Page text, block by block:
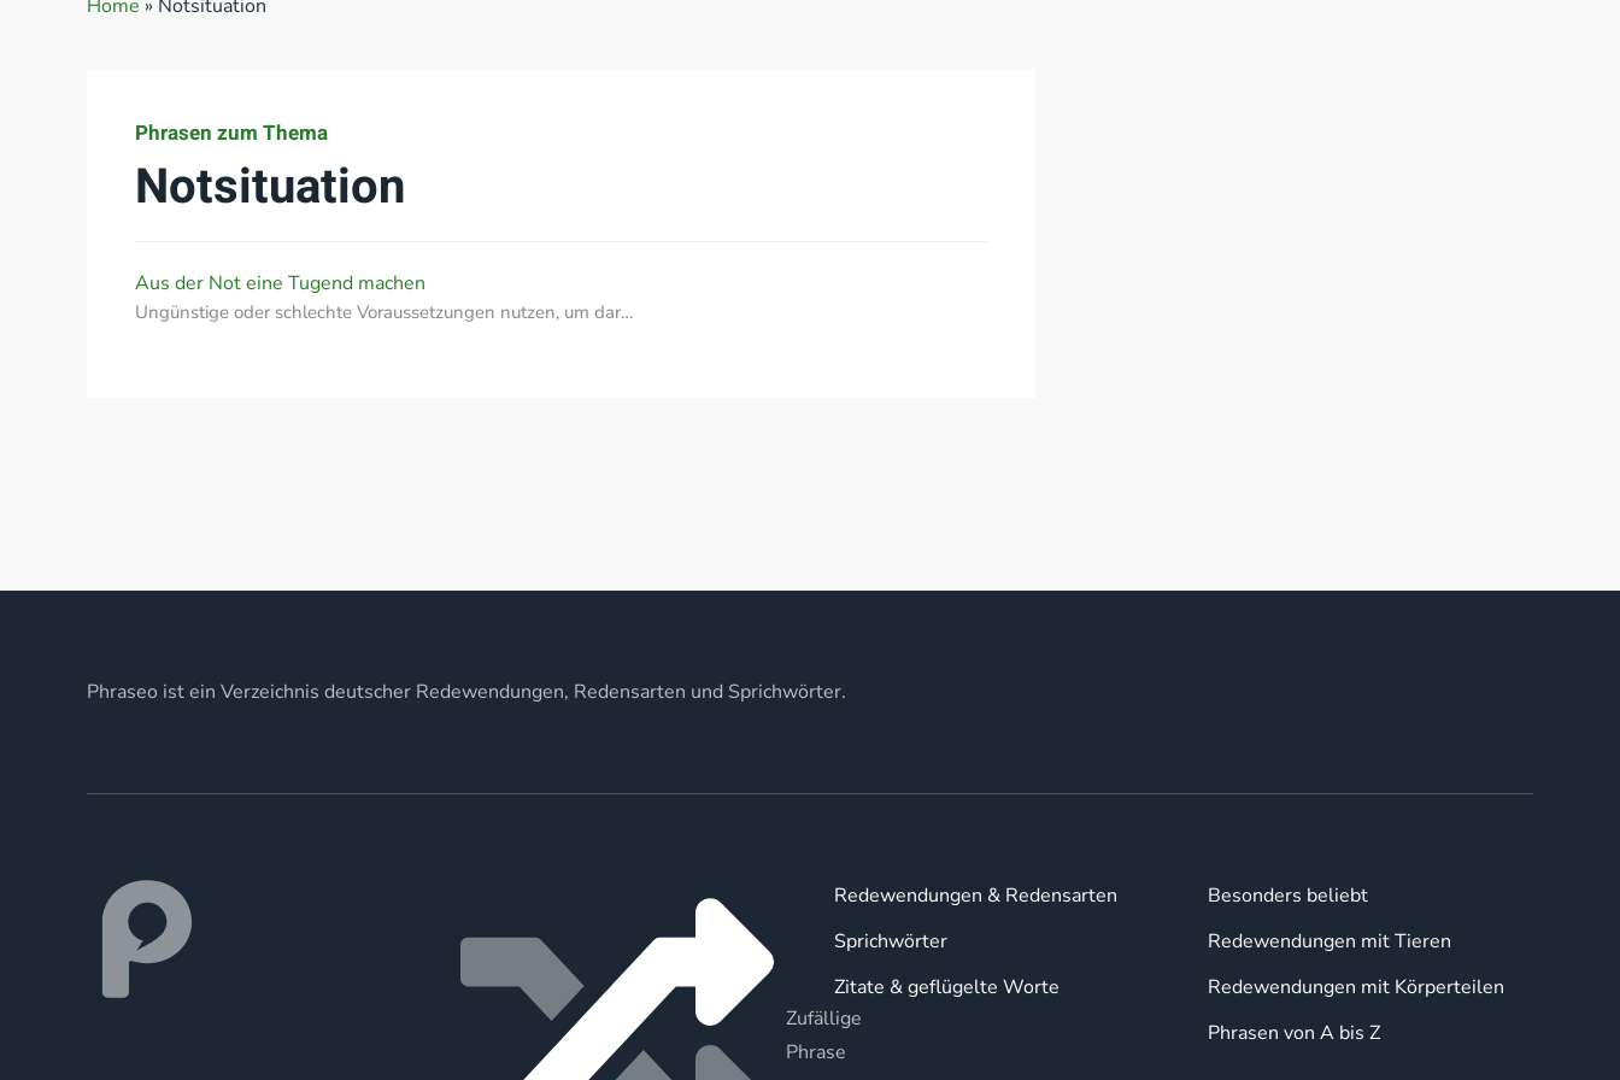
Home » Notsituation
Phrasen zum Thema
Notsituation
Aus der Not eine Tugend machen
Ungünstige oder schlechte Voraussetzungen nutzen, um dar…
Phraseo ist ein Verzeichnis deutscher Redewendungen, Redensarten und Sprichwörter.
Zufällige
Phrase
Redewendungen & Redensarten
Sprichwörter
Zitate & geflügelte Worte
Besonders beliebt
Redewendungen mit Tieren
Redewendungen mit Körperteilen
Phrasen von A bis Z